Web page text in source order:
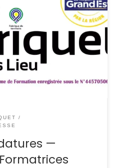
et formateurs pour
!
Appel à candidatures
Qui sommes-nous ?
son portefeuille de
son organisme de
mission : proposer des
et ancrées […]
—